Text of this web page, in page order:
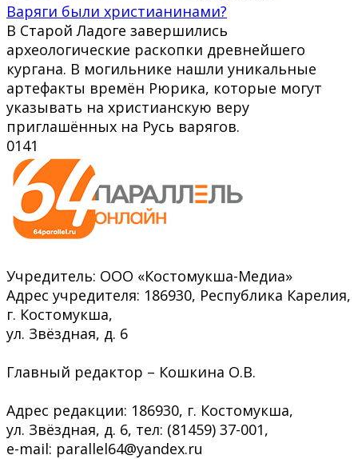
Варяги были христианинами?
В Старой Ладоге завершились
археологические раскопки древнейшего
кургана. В могильнике нашли уникальные
артефакты времён Рюрика, которые могут
указывать на христианскую веру
приглашённых на Русь варягов.
0141
Учредитель: ООО «Костомукша-Медиа»
Адрес учредителя: 186930, Республика Карелия,
г. Костомукша,
ул. Звёздная, д. 6
Главный редактор – Кошкина О.В.
Адрес редакции: 186930, г. Костомукша,
ул. Звёздная, д. 6, тел: (81459) 37-001,
e-mail: parallel64@yandex.ru